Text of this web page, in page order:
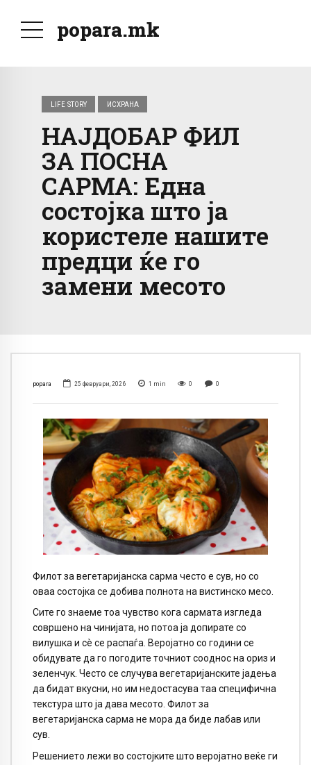
popara.mk
LIFE STORY ИСХРАНА
НАЈДОБАР ФИЛ
ЗА ПОСНА
САРМА: Една
состојка што ја
користеле нашите
предци ќе го
замени месото
popara 25 февруари, 2026 1 min 0 0
Филот за вегетаријанска сарма често е сув, но со
оваа состојка се добива полнота на вистинско месо.
Сите го знаеме тоа чувство кога сармата изгледа
совршено на чинијата, но потоа ја допирате со
вилушка и сè се распаѓа. Веројатно со години се
обидувате да го погодите точниот сооднос на ориз и
зеленчук. Често се случува вегетаријанските јадења
да бидат вкусни, но им недостасува таа специфична
текстура што ја дава месото. Филот за
вегетаријанска сарма не мора да биде лабав или
сув.
Решението лежи во состојките што веројатно веќе ги